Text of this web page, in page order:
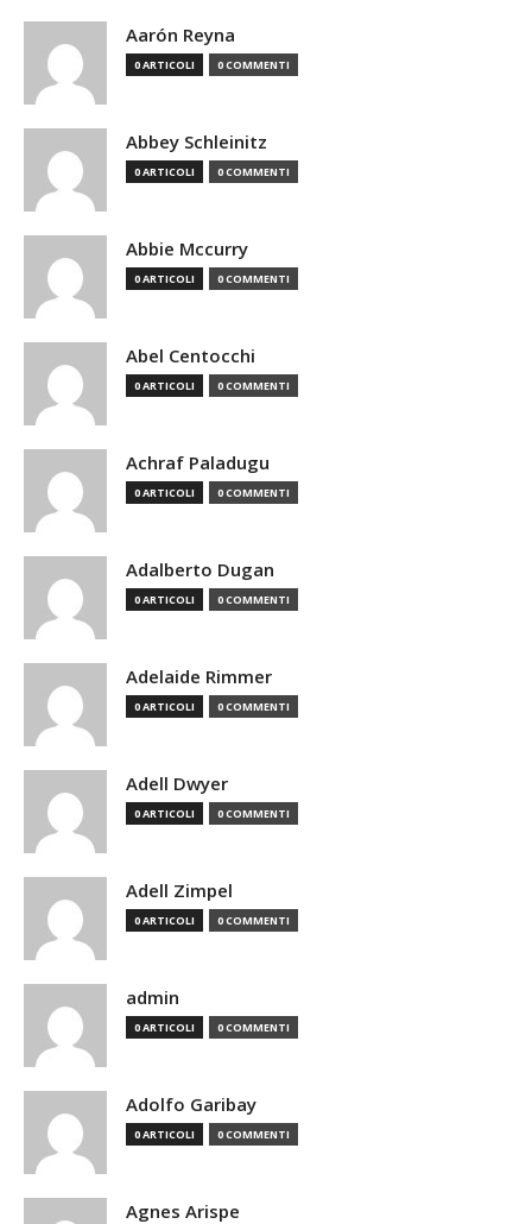
Aarón Reyna
0 ARTICOLI 0 COMMENTI
Abbey Schleinitz
0 ARTICOLI 0 COMMENTI
Abbie Mccurry
0 ARTICOLI 0 COMMENTI
Abel Centocchi
0 ARTICOLI 0 COMMENTI
Achraf Paladugu
0 ARTICOLI 0 COMMENTI
Adalberto Dugan
0 ARTICOLI 0 COMMENTI
Adelaide Rimmer
0 ARTICOLI 0 COMMENTI
Adell Dwyer
0 ARTICOLI 0 COMMENTI
Adell Zimpel
0 ARTICOLI 0 COMMENTI
admin
0 ARTICOLI 0 COMMENTI
Adolfo Garibay
0 ARTICOLI 0 COMMENTI
Agnes Arispe